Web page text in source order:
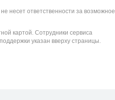
несет ответственности за возможное
картой. Сотрудники сервиса
указан вверху страницы.